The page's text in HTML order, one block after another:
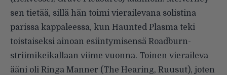
sen tietää, sillä hän toimi vierailevana solistina
parissa kappaleessa, kun Haunted Plasma teki
toistaiseksi ainoan esiintymisensä Roadburn-
striimikeikallaan viime vuonna. Toinen vieraileva
ääni oli Ringa Manner (The Hearing, Ruusut), joten